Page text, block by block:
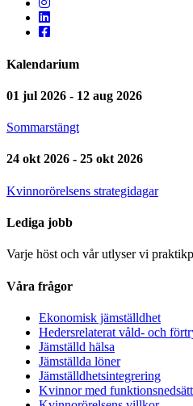
Kalendarium
01 jul 2026 - 12 aug 2026
Sommarstängt
24 okt 2026 - 25 okt 2026
Kvinnorörelsens strategidagar
Lediga jobb
Varje höst och vår utlyser vi
Våra frågor
Ekonomisk jämställdhet
Hedersrelaterat våld- och
Jämställd hälsa
Jämställda löner
Jämställdhetsintegrering
Kvinnor med